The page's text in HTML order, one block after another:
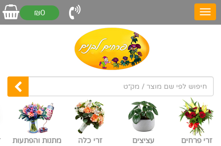
₪0
זרי פרחים עציצים זרי כלה מתנות והפתעות